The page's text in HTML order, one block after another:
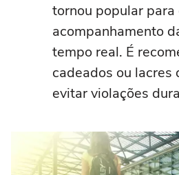
tornou popular para
acompanhamento
tempo real. É
cadeados ou lacres
evitar violações